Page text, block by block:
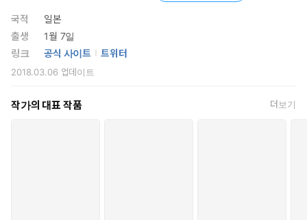
국적
일본
출생
1월 7일
링크
공식 사이트 트위터
2018.03.06 업데이트
작가의 대표 작품 더보기